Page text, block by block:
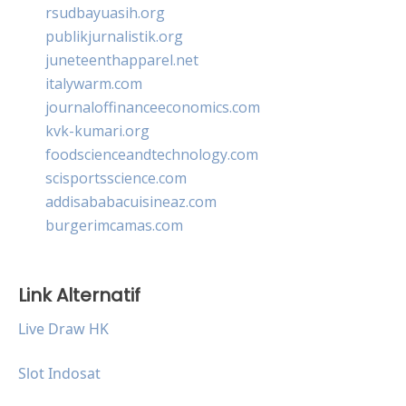
rsudbayuasih.org
publikjurnalistik.org
juneteenthapparel.net
italywarm.com
journaloffinanceeconomics.com
kvk-kumari.org
foodscienceandtechnology.com
scisportsscience.com
addisababacuisineaz.com
burgerimcamas.com
Link Alternatif
Live Draw HK
Slot Indosat